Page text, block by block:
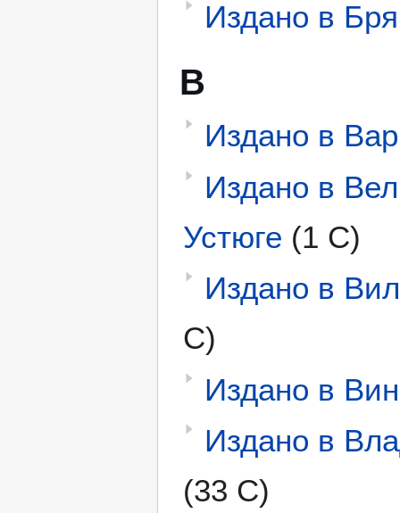
Издано в
В
Издано в
Издано в
Устюге (1 С)
Издано в
С)
Издано в
Издано в
(33 С)